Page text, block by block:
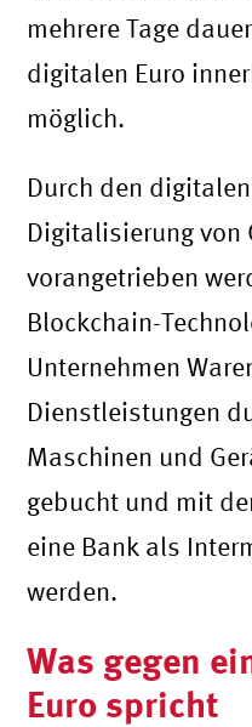
mehrere Tage
digitalen Euro
möglich.
Durch den
Digitalisierung von
vorangetrieben
Blockchain-
Unternehmen
Dienstleistungen
Maschinen und
gebucht und mit
eine Bank als
werden.
Was gegen
Euro spricht